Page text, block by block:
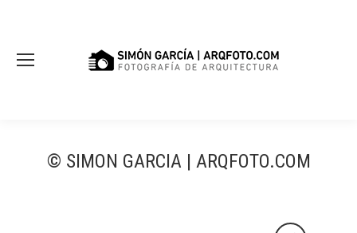
© SIMON GARCIA | ARQFOTO.COM